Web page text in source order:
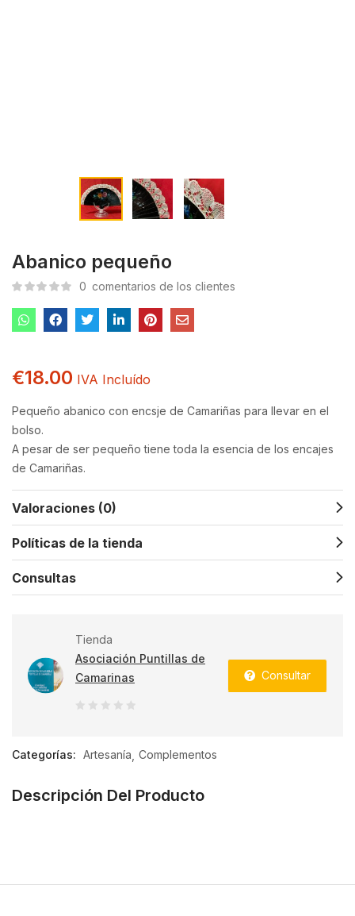
Abanico pequeño
0 comentarios de los clientes
€18.00 IVA Incluído
Pequeño abanico con encsje de Camariñas para llevar en el
bolso.
A pesar de ser pequeño tiene toda la esencia de los encajes
de Camariñas.
Valoraciones (0)
Políticas de la tienda
Consultas
Tienda
Asociación Puntillas de
Camarinas
Consultar
Categorías: Artesanía Complementos
Descripción Del Producto